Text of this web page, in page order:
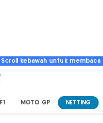
Scroll kebawah untuk membaca
F1 MOTO GP NETTING